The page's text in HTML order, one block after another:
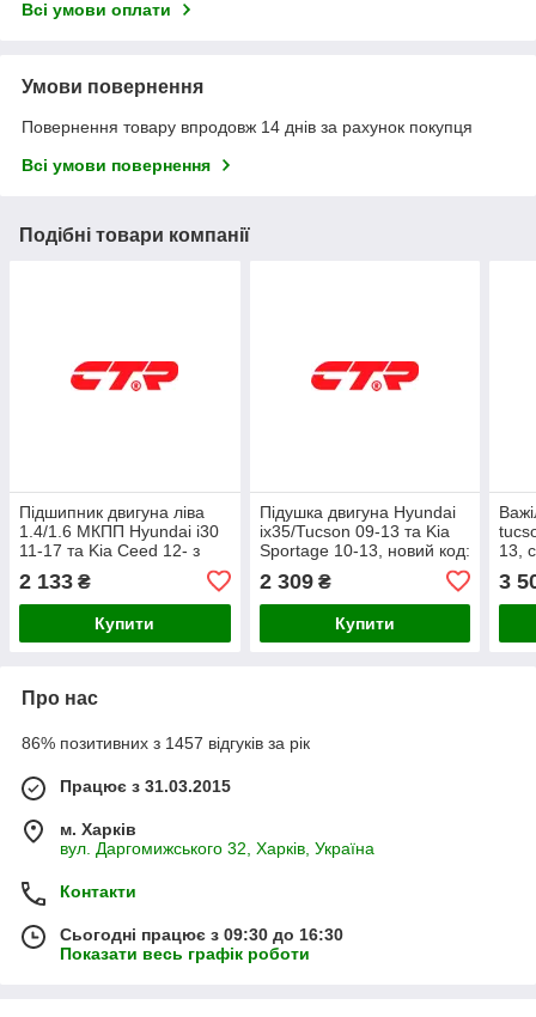
Всі умови оплати
Умови повернення
Повернення товару впродовж 14 днів за рахунок покупця
Всі умови повернення
Подібні товари компанії
Підшипник двигуна ліва
1.4/1.6 МКПП Hyundai i30
11-17 та Kia Ceed 12- з
кодом GZ0006 замінений
на CTR - CZKH3.
2 133 ₴
Купити
Підушка двигуна Hyundai
ix35/Tucson 09-13 та Kia
Sportage 10-13, новий код:
2 309₴
Купити
13,
3
Про нас
86% позитивних з 1457 відгуків за рік
Працює з 31.03.2015
м. Харків
вул. Даргомижського 32, Харків, Україна
Контакти
Сьогодні працює з 09:30 до 16:30
Показати весь графік роботи